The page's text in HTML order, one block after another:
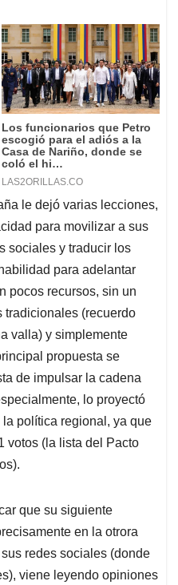
le dejó varias lecciones,
para movilizar a sus
sociales y traducir los
para adelantar
pocos recursos, sin un
tradicionales (recuerdo
valla) y simplemente
propuesta se
de impulsar la cadena
lo proyectó
política regional, ya que
votos (la lista del Pacto
que su siguiente
en la otrora
redes sociales (donde
viene leyendo opiniones